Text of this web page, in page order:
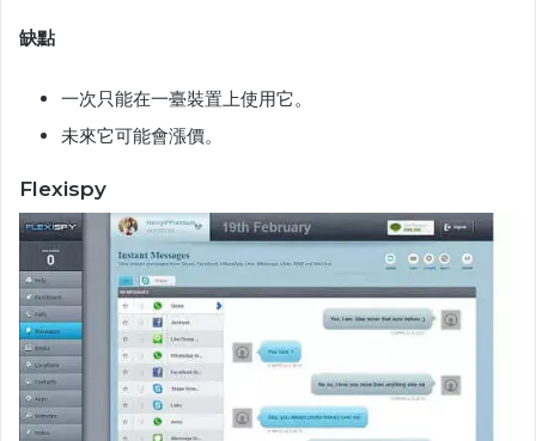
缺點
一次只能在一臺裝置上使用它。
未來它可能會漲價。
Flexispy